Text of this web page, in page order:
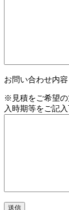
お問い合わせ内
※見積をご希望の
入時期等をご記入